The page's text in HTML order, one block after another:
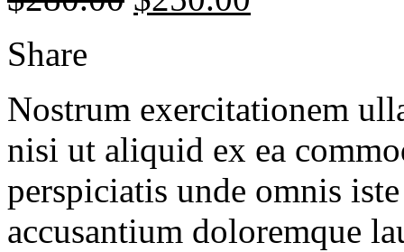
Share
Nostrum exercitationem
nisi ut aliquid ex ea
perspiciatis unde omnis
accusantium doloremque